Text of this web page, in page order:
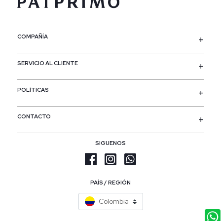
COMPAÑÍA
SERVICIO AL CLIENTE
POLÍTICAS
SIGUENOS
PAÍS / REGIÓN
Colombia
CONTACTO